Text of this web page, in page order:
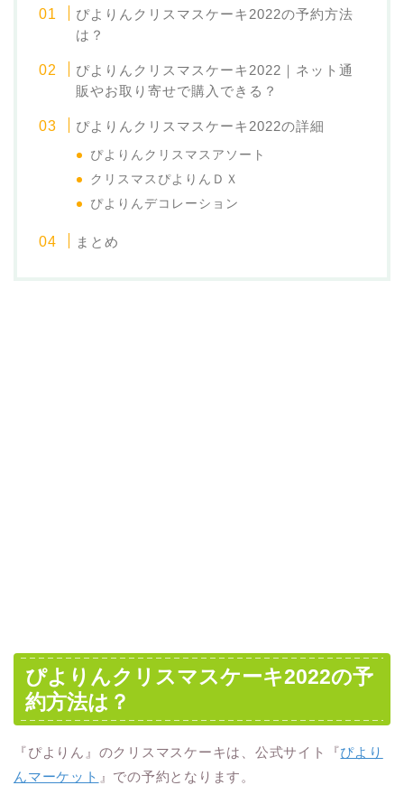
ぴよりんクリスマスケーキ2022の予約方法
は？
ぴよりんクリスマスケーキ2022｜ネット通
販やお取り寄せで購入できる？
ぴよりんクリスマスケーキ2022の詳細
ぴよりんクリスマスアソート
クリスマスぴよりんＤＸ
ぴよりんデコレーション
まとめ
ぴよりんクリスマスケーキ2022の予
約方法は？
『ぴよりん』のクリスマスケーキは、公式サイト『ぴより
んマーケット 』での予約となります。